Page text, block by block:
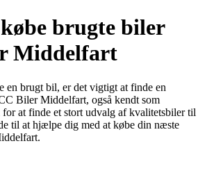
brugte biler
Middelfart
en brugt bil, er det vigtigt at finde en
Biler Middelfart, også kendt som
at finde et stort udvalg af kvalitetsbiler til
til at hjælpe dig med at købe din næste